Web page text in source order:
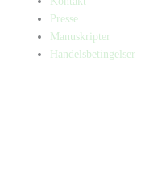
Presse
Manuskripter
Handelsbetingelser